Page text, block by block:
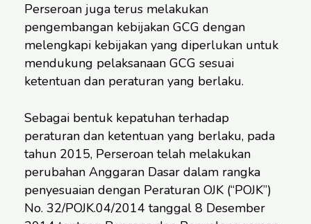
Perseroan juga terus melakukan
pengembangan kebijakan GCG dengan
melengkapi kebijakan yang diperlukan untuk
mendukung pelaksanaan GCG sesuai
ketentuan dan peraturan yang berlaku.
Sebagai bentuk kepatuhan terhadap
peraturan dan ketentuan yang berlaku, pada
tahun 2015, Perseroan telah melakukan
perubahan Anggaran Dasar dalam rangka
penyesuaian dengan Peraturan OJK (“POJK”)
No. 32/POJK.04/2014 tanggal 8 Desember